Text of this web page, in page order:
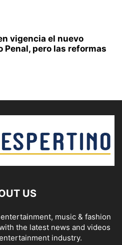
vigencia el nuevo
Penal, pero las reformas
US
music & fashion
the latest news and videos
industry.